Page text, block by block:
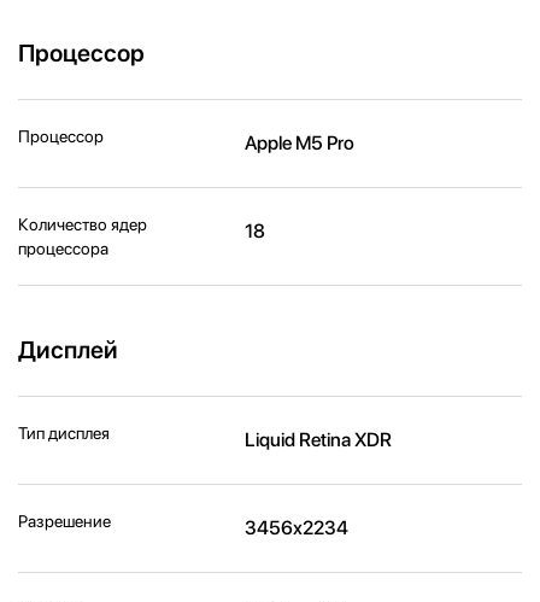
Процессор
Процессор Apple M5 Pro
Количество ядер
процессора
18
Дисплей
Тип дисплея Liquid Retina XDR
Разрешение 3456x2234